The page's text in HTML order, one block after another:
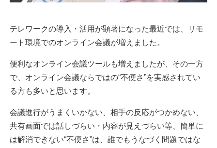
テレワークの導入・活用が顕著になった最近では、リモ
ート環境でのオンライン会議が増えました。
便利なオンライン会議ツールも増えましたが、その一方
で、オンライン会議ならではの“不便さ”を実感されてい
る方も多いと思います。
会議進行がうまくいかない、相手の反応がつかめない、
共有画面では話しづらい・内容が見えづらい等、簡単に
は解消できない“不便さ”は、誰でもうなづく問題ではな